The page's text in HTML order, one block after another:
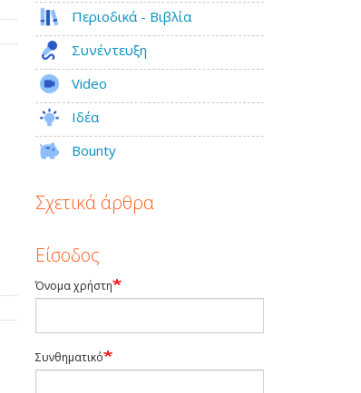
Περιοδικά - Βιβλία
Συνέντευξη
Video
Ιδέα
Bounty
Σχετικά άρθρα
Είσοδος
Όνομα χρήστη
Συνθηματικό